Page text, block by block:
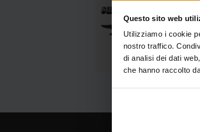
Questo sito web
Utilizziamo i cookie
nostro traffico.
di analisi dei dati
che hanno raccolto